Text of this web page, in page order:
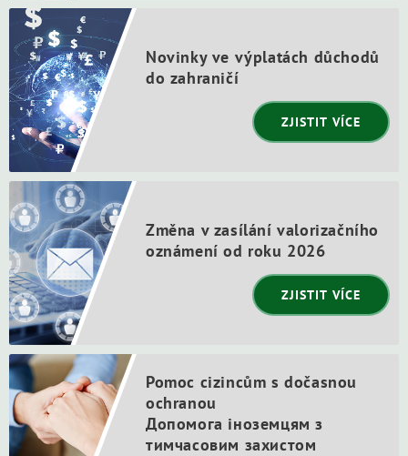
Novinky ve výplatách důchodů
do zahraničí
ZJISTIT VÍCE
Změna v zasílání valorizačního
oznámení od roku 2026
ZJISTIT VÍCE
Pomoc cizincům s dočasnou
ochranou
Допомога іноземцям з
тимчасовим захистом